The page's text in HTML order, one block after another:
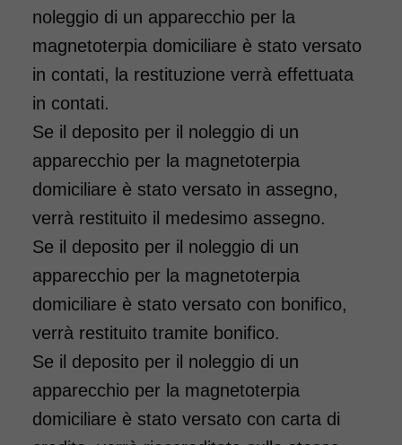
noleggio di un apparecchio per la
magnetoterpia domiciliare è stato versato
in contati, la restituzione verrà effettuata
in contati.
Se il deposito per il noleggio di un
apparecchio per la magnetoterpia
domiciliare è stato versato in assegno,
verrà restituito il medesimo assegno.
Se il deposito per il noleggio di un
apparecchio per la magnetoterpia
domiciliare è stato versato con bonifico,
verrà restituito tramite bonifico.
Se il deposito per il noleggio di un
apparecchio per la magnetoterpia
domiciliare è stato versato con carta di